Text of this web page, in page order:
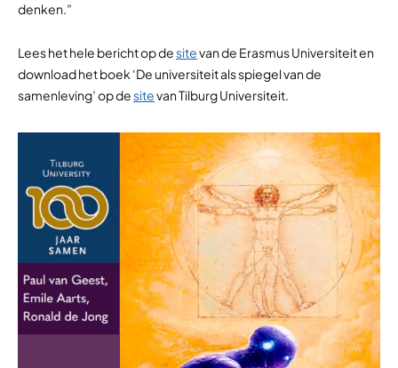
denken.”
Lees het hele bericht op desitevan de Erasmus Universiteit en
download het boek ‘De universiteit als spiegel van de
samenleving’ op desitevan Tilburg Universiteit.